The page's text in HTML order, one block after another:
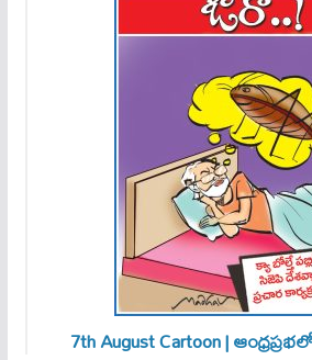
7th August Cartoon |